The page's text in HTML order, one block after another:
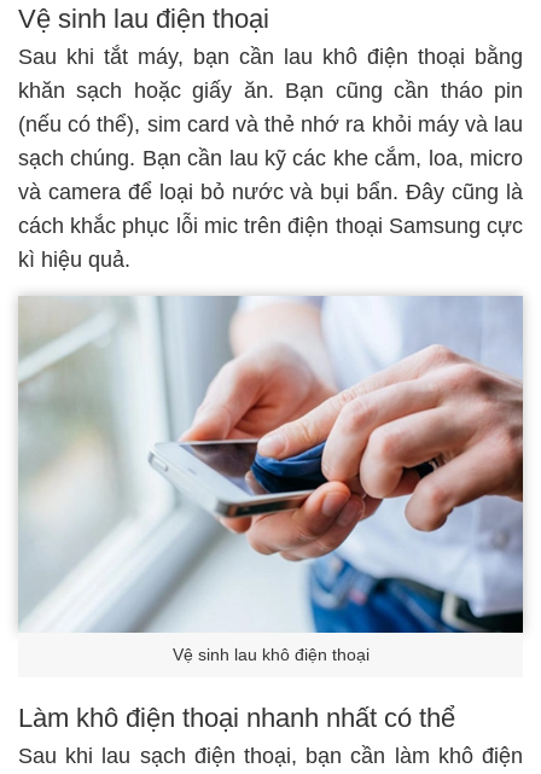
Vệ sinh lau điện thoại
Sau khi tắt máy, bạn cần lau khô điện thoại bằng
khăn sạch hoặc giấy ăn. Bạn cũng cần tháo pin
(nếu có thể), sim card và thẻ nhớ ra khỏi máy và lau
sạch chúng. Bạn cần lau kỹ các khe cắm, loa, micro
và camera để loại bỏ nước và bụi bẩn. Đây cũng là
cách khắc phục lỗi mic trên điện thoại Samsung cực
kì hiệu quả.
Vệ sinh lau khô điện thoại
Làm khô điện thoại nhanh nhất có thể
Sau khi lau sạch điện thoại, bạn cần làm khô điện